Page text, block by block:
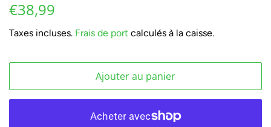
Prix
€38,99
Taxes incluses. Frais de port calculés à la caisse.
Ajouter au panier